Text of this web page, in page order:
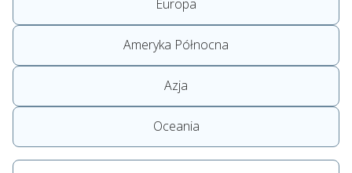
Europa
Ameryka Północna
Azja
Oceania